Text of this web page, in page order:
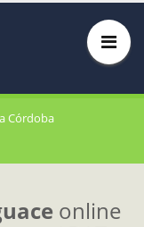
Córdoba
online